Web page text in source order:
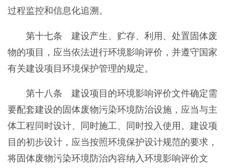
过程监控和信息化追溯。
第十七条 建设产生、贮存、利用、处置固体废
物的项目，应当依法进行环境影响评价，并遵守国家
有关建设项目环境保护管理的规定。
第十八条 建设项目的环境影响评价文件确定需
要配套建设的固体废物污染环境防治设施，应当与主
体工程同时设计、同时施工、同时投入使用。建设项
目的初步设计，应当按照环境保护设计规范的要求，
将固体废物污染环境防治内容纳入环境影响评价文